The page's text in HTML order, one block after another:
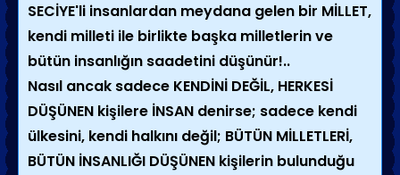
SECİYE'li insanlardan meydana gelen bir MİLLET,
kendi milleti ile birlikte başka milletlerin ve
bütün insanlığın saadetini düşünür!..
Nasıl ancak sadece KENDİNİ DEĞİL, HERKESİ
DÜŞÜNEN kişilere İNSAN denirse; sadece kendi
ülkesini, kendi halkını değil; BÜTÜN MİLLETLERİ,
BÜTÜN İNSANLIĞI DÜŞÜNEN kişilerin bulunduğu